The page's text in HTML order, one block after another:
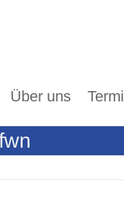
Über uns